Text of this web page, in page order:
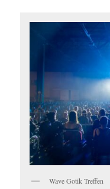
Wave Gotik Treffen